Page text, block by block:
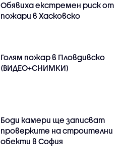
Обявиха екстремен риск от
пожари в Хасковско
Голям пожар в Пловдивско
(ВИДЕО+СНИМКИ)
Боди камери ще записват
проверките на строителни
обекти в София